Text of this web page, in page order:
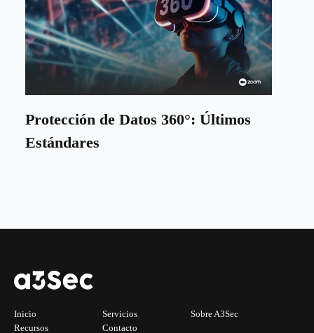
Protección de Datos 360°: Últimos
Estándares
Inicio Servicios
Sobre A3Sec
Recursos
Contacto